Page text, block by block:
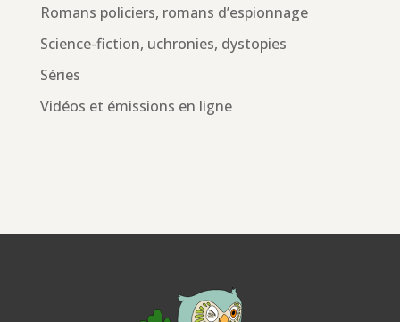
Romans policiers, romans d’espionnage
Science-fiction, uchronies, dystopies
Séries
Vidéos et émissions en ligne